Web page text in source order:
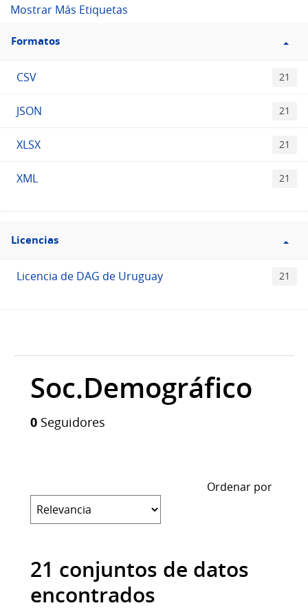
Mostrar Más Etiquetas
Filtro
Formatos
Formatos
CSV 21
JSON 21
XLSX 21
XML 21
Filtro
Licencias
Licencias
Licencia de DAG de Uruguay 21
Soc.Demográfico
0 Seguidores
Ordenar por
21 conjuntos de datos
encontrados